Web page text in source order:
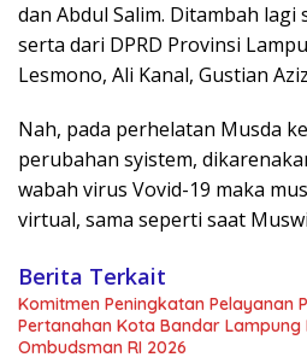
dan Abdul Salim. Ditambah
serta dari DPRD Provinsi
Lesmono, Ali Kanal, Gustian
Nah, pada perhelatan Musda
perubahan syistem,
wabah virus Vovid-19 maka
virtual, sama seperti saat
Berita Terkait
Komitmen Peningkatan Pelayanan
Pertanahan Kota Bandar Lampung
Ombudsman RI 2026